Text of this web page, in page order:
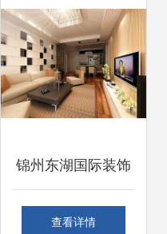
锦州东湖国际装饰
装修工程案例解析
查看详情